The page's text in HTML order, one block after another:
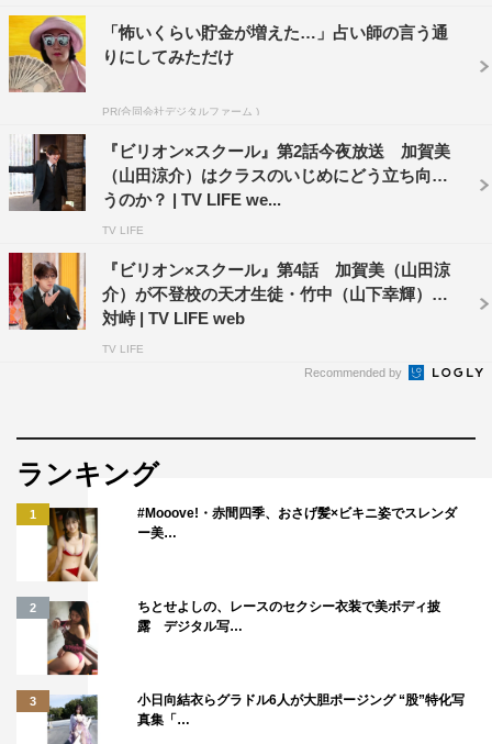
番組情報
『ビリオン×スクール』
フジテレビ系
2024年7月5日（金）スタート
毎週金曜 午後9時～9時58分 ※初回15分拡大
山田涼介、木南晴夏
水沢林太郎、松田元太（Travis Japan）、大原梓、山下幸
輝、奥野壮、柏木悠（超特急）、上坂樹里、倉沢杏菜、小
志田未来、坂口涼太郎、永野宗典、MEGUMI
主題歌：Ado「ルル」（ユニバーサルミュージック）
プロデュース：江花松樹（『うちの弁護士は手がかかる』
『クライムファミリー』ほか）
演出：瑠東東一郎（『うちの弁護士は手がかかる』『Gメ
ン』『極主夫道』『おっさんずラブ』シリーズ）、西岡和
宏（『元彼の遺言状』『親愛なる僕へ殺意をこめて』）ほ
公式HP：https://www.fujitv.co.jp/billion_t_school/
「怖いくらい貯金が増えた…」占い師の言う通
りにしてみただけ
PR(合同会社デジタルファーム )
『ビリオン×スクール』第2話今夜放送 加賀美
（山田涼介）はクラスのいじめにどう立ち向か
うのか？ | TV LIFE we...
TV LIFE
『ビリオン×スクール』第4話 加賀美（山田涼
介）が不登校の天才生徒・竹中（山下幸輝）と
対峙 | TV LIFE web
TV LIFE
Recommended by
ランキング
1
#Mooove!・赤間四季、おさげ髪×ビキニ姿でスレンダ
ー美…
2
ちとせよしの、レースのセクシー衣装で美ボディ披
露 デジタル写…
3
小日向結衣らグラドル6人が大胆ポージング “股”特化写
真集「…